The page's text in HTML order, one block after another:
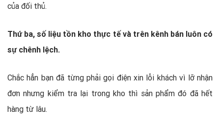
của đối thủ.
Thứ ba, số liệu tồn kho thực tế và trên kênh bán luôn có
sự chênh lệch.
Chắc hẳn bạn đã từng phải gọi điện xin lỗi khách vì lỡ nhận
đơn nhưng kiểm tra lại trong kho thì sản phẩm đó đã hết
hàng từ lâu.